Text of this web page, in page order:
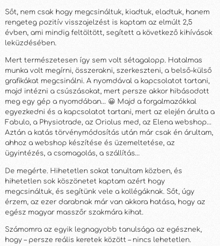
Sőt, nem csak hogy megcsináltuk, kiadtuk, eladtuk, hanem
rengeteg pozitív visszajelzést is kaptam az elmúlt 2,5
évben, ami mindig feltöltött, segített a következő kihívások
leküzdésében.
Mert természetesen így sem volt sétagalopp. Hatalmas
munka volt megírni, összerakni, szerkeszteni, a belső-külső
grafikákat megcsinálni. A nyomdával a kapcsolatot tartani,
majd intézni a csúszásokat, mert persze akkor hibásodott
meg egy gép a nyomdában… 😀 Majd a forgalmazókkal
egyezkedni és a kapcsolatot tartani, mert az elején árulta a
Fabulo, a Physiotrade, az Oriolus med, az Elena webshop…
Aztán a katás törvénymódosítás után már csak én árultam,
ahhoz a webshop készítése és üzemeltetése, az
ügyintézés, a csomagolás, a szállítás…
De megérte. Hihetetlen sokat tanultam közben, és
hihetetlen sok köszönetet kaptam azért hogy
megcsináltuk, és segítünk vele a kollégáknak. Sőt, úgy
érzem, az ezer darabnak már van akkora hatása, hogy az
egész magyar masszőr szakmára kihat.
Számomra az egyik legnagyobb tanulsága az egésznek,
hogy – persze reális keretek között – nincs lehetetlen.